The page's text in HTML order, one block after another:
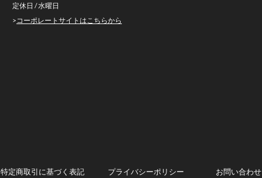
定休日 / 水曜日
> コーポレートサイトはこちらから
特定商取引に基づく表記 プライバシーポリシー お問い合わせ